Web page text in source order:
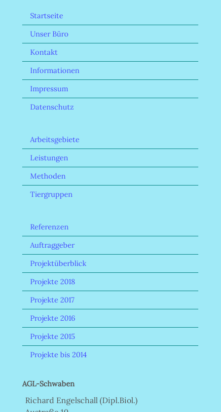
Startseite
Unser Büro
Kontakt
Informationen
Impressum
Datenschutz
Arbeitsgebiete
Leistungen
Methoden
Tiergruppen
Referenzen
Auftraggeber
Projektüberblick
Projekte 2018
Projekte 2017
Projekte 2016
Projekte 2015
Projekte bis 2014
AGL-Schwaben
Richard Engelschall (Dipl.Biol.)